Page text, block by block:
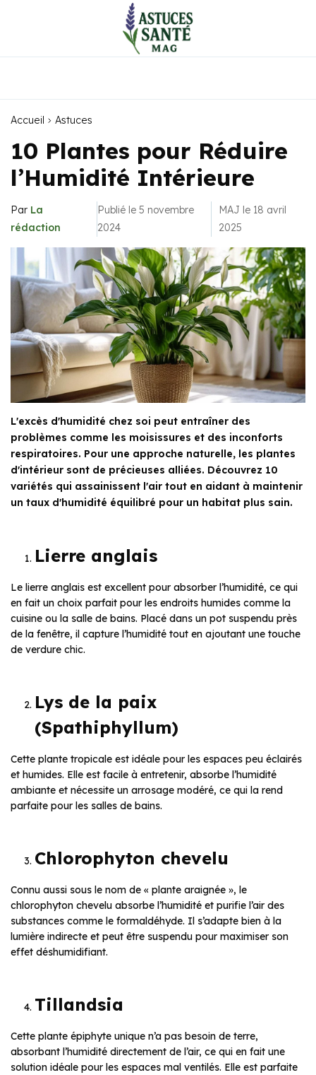
Accueil Astuces
10 Plantes pour Réduire
l’Humidité Intérieure
Par La
rédaction
Publié le 5 novembre
2024
MAJ le 18 avril
2025
L'excès d'humidité chez soi peut entraîner des
problèmes comme les moisissures et des inconforts
respiratoires. Pour une approche naturelle, les plantes
d'intérieur sont de précieuses alliées. Découvrez 10
variétés qui assainissent l'air tout en aidant à maintenir
un taux d'humidité équilibré pour un habitat plus sain.
Lierre anglais
Le lierre anglais est excellent pour absorber l’humidité, ce qui
en fait un choix parfait pour les endroits humides comme la
cuisine ou la salle de bains. Placé dans un pot suspendu près
de la fenêtre, il capture l’humidité tout en ajoutant une touche
de verdure chic.
Lys de la paix
(Spathiphyllum)
Cette plante tropicale est idéale pour les espaces peu éclairés
et humides. Elle est facile à entretenir, absorbe l’humidité
ambiante et nécessite un arrosage modéré, ce qui la rend
parfaite pour les salles de bains.
Chlorophyton chevelu
Connu aussi sous le nom de « plante araignée », le
chlorophyton chevelu absorbe l’humidité et purifie l’air des
substances comme le formaldéhyde. Il s’adapte bien à la
lumière indirecte et peut être suspendu pour maximiser son
effet déshumidifiant.
Tillandsia
Cette plante épiphyte unique n’a pas besoin de terre,
absorbant l’humidité directement de l’air, ce qui en fait une
solution idéale pour les espaces mal ventilés. Elle est parfaite